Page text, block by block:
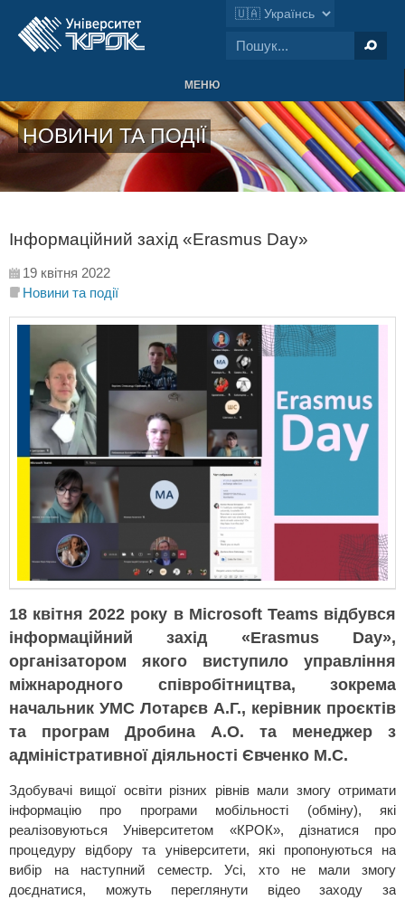
МЕНЮ
НОВИНИ ТА ПОДІЇ
Інформаційний захід «Erasmus Day»
19 квітня 2022
Новини та події
18 квітня 2022 року в Microsoft Teams відбувся
інформаційний захід «Erasmus Day»,
організатором якого виступило управління
міжнародного співробітництва, зокрема
начальник УМС Лотарєв А.Г., керівник проєктів
та програм Дробина А.О. та менеджер з
адміністративної діяльності Євченко М.С.
Здобувачі вищої освіти різних рівнів мали змогу отримати
інформацію про програми мобільності (обміну), які
реалізовуються Університетом «КРОК», дізнатися про
процедуру відбору та університети, які пропонуються на
вибір на наступний семестр. Усі, хто не мали змогу
доєднатися, можуть переглянути відео заходу за